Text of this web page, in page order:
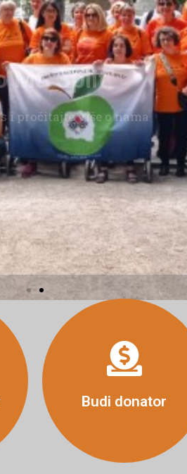
i pročitajte više o nama
Budi donator
Više